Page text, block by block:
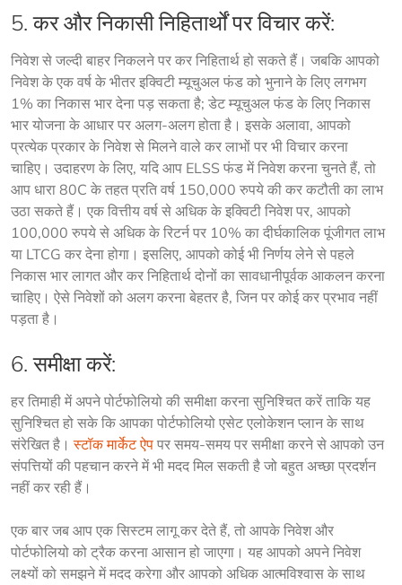
5. कर और निकासी निहितार्थों पर विचार करें:
निवेश से जल्दी बाहर निकलने पर कर निहितार्थ हो सकते हैं। जबकि आपको
निवेश के एक वर्ष के भीतर इक्विटी म्यूचुअल फंड को भुनाने के लिए लगभग
1% का निकास भार देना पड़ सकता है; डेट म्यूचुअल फंड के लिए निकास
भार योजना के आधार पर अलग-अलग होता है। इसके अलावा, आपको
प्रत्येक प्रकार के निवेश से मिलने वाले कर लाभों पर भी विचार करना
चाहिए। उदाहरण के लिए, यदि आप ELSS फंड में निवेश करना चुनते हैं, तो
आप धारा 80C के तहत प्रति वर्ष 150,000 रुपये की कर कटौती का लाभ
उठा सकते हैं। एक वित्तीय वर्ष से अधिक के इक्विटी निवेश पर, आपको
100,000 रुपये से अधिक के रिटर्न पर 10% का दीर्घकालिक पूंजीगत लाभ
या LTCG कर देना होगा। इसलिए, आपको कोई भी निर्णय लेने से पहले
निकास भार लागत और कर निहितार्थ दोनों का सावधानीपूर्वक आकलन करना
चाहिए। ऐसे निवेशों को अलग करना बेहतर है, जिन पर कोई कर प्रभाव नहीं
पड़ता है।
6. समीक्षा करें:
हर तिमाही में अपने पोर्टफोलियो की समीक्षा करना सुनिश्चित करें ताकि यह
सुनिश्चित हो सके कि आपका पोर्टफोलियो एसेट एलोकेशन प्लान के साथ
संरेखित है। स्टॉक मार्केट ऐप पर समय-समय पर समीक्षा करने से आपको उन
संपत्तियों की पहचान करने में भी मदद मिल सकती है जो बहुत अच्छा प्रदर्शन
नहीं कर रही हैं।
एक बार जब आप एक सिस्टम लागू कर देते हैं, तो आपके निवेश और
पोर्टफोलियो को ट्रैक करना आसान हो जाएगा। यह आपको अपने निवेश
लक्ष्यों को समझने में मदद करेगा और आपको अधिक आत्मविश्वास के साथ